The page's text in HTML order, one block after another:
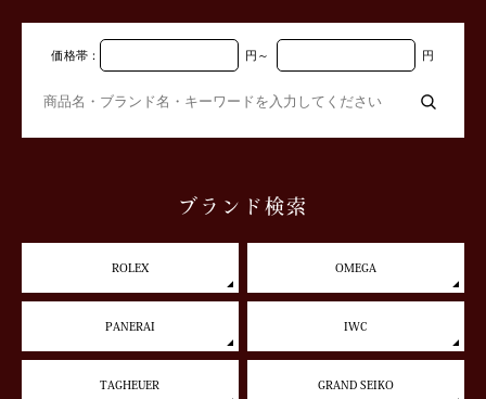
価格帯： 円 ～ 円
ブランド検索
ROLEX OMEGA
PANERAI IWC
TAGHEUER GRAND SEIKO